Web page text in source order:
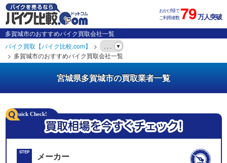
おかげ様で
ご利用者数79万人突破
多賀城市のおすすめバイク買取会社一覧
バイク買取【バイク比較.com】
. . .
多賀城市のおすすめバイク買取会社一覧
宮城県多賀城市の買取業者一覧
STEP メーカー